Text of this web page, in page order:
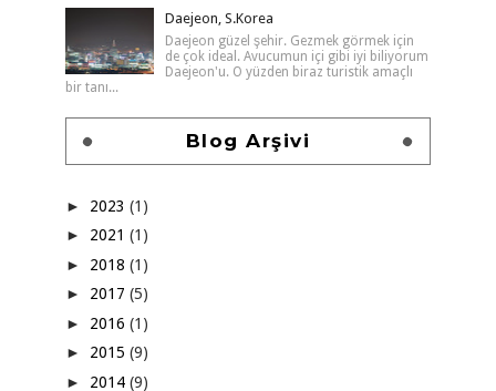
Daejeon, S.Korea
Daejeon güzel şehir. Gezmek görmek için
de çok ideal. Avucumun içi gibi iyi biliyorum
Daejeon'u. O yüzden biraz turistik amaçlı
bir tanı...
Blog Arşivi
► 2023 (1)
► 2021 (1)
► 2018 (1)
► 2017 (5)
► 2016 (1)
► 2015 (9)
► 2014 (9)